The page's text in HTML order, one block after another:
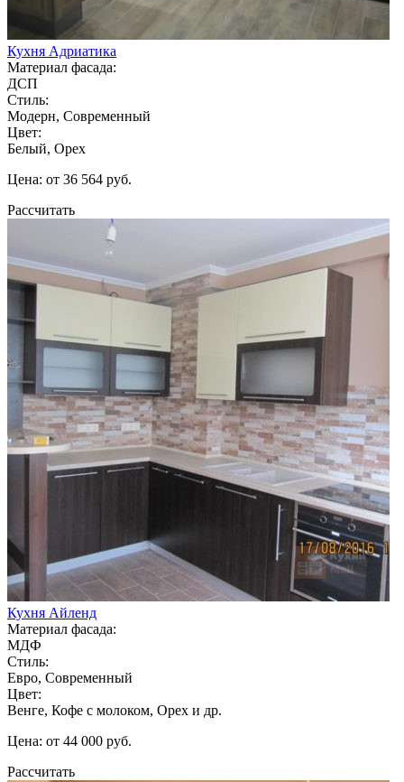
Кухня Адриатика
Материал фасада:
ДСП
Стиль:
Модерн, Современный
Цвет:
Белый, Орех
Цена: от 36 564 руб.
Рассчитать
Кухня Айленд
Материал фасада:
МДФ
Стиль:
Евро, Современный
Цвет:
Венге, Кофе с молоком, Орех и др.
Цена: от 44 000 руб.
Рассчитать